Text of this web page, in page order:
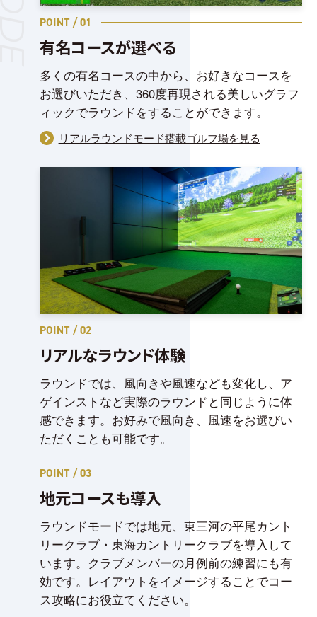
POINT / 01
有名コースが選べる
多くの有名コースの中から、お好きなコースを
お選びいただき、360度再現される美しいグラフ
ィックでラウンドをすることができます。
リアルラウンドモード搭載ゴルフ場を見る
POINT / 02
リアルなラウンド体験
ラウンドでは、風向きや風速なども変化し、ア
ゲインストなど実際のラウンドと同じように体
感できます。お好みで風向き、風速をお選びい
ただくことも可能です。
POINT / 03
地元コースも導入
ラウンドモードでは地元、東三河の平尾カント
リークラブ・東海カントリークラブを導入して
います。クラブメンバーの月例前の練習にも有
効です。レイアウトをイメージすることでコー
ス攻略にお役立てください。